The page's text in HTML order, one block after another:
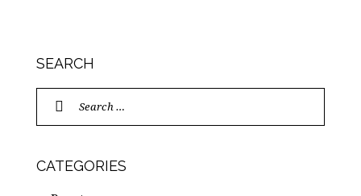
SEARCH
for:
CATEGORIES